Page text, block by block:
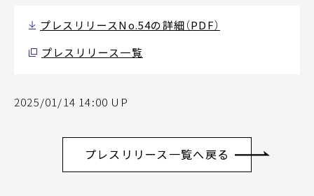
プレスリリースNo.54の詳細（PDF）
プレスリリース一覧
2025/01/14 14:00 UP
プレスリリース一覧へ戻る